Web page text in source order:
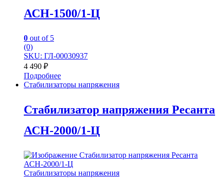
АСН-1500/1-Ц
0 out of 5
(0)
SKU: ГЛ-00030937
4 490 ₽
Подробнее
Стабилизаторы напряжения
Стабилизатор напряжения Ресанта
АСН-2000/1-Ц
Стабилизаторы напряжения